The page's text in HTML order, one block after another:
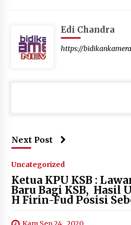
Edi Chandra
https://
Next Post
Uncategorized
Ketua KPU KSB :
Baru Bagi KSB, Hasil
H Firin-Fud Posisi